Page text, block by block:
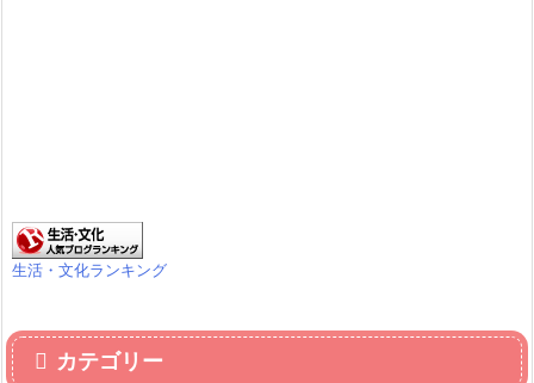
生活・文化ランキング
カテゴリー